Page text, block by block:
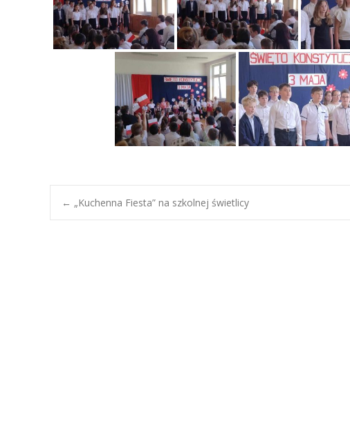
Post
← „Kuchenna Fiesta” na szkolnej świetlicy